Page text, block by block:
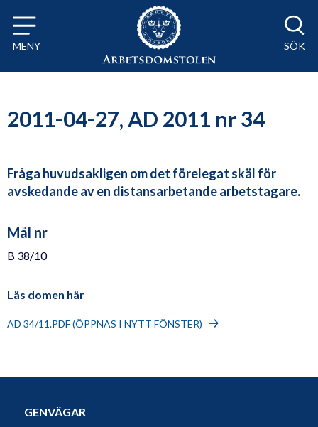
Till innehåll på sidan x
MENY SÖK
2011-04-27, AD 2011 nr 34
Fråga huvudsakligen om det förelegat skäl för
avskedande av en distansarbetande arbetstagare.
Mål nr
B 38/10
Läs domen här
AD 34/11.PDF (ÖPPNAS I NYTT FÖNSTER)
GENVÄGAR